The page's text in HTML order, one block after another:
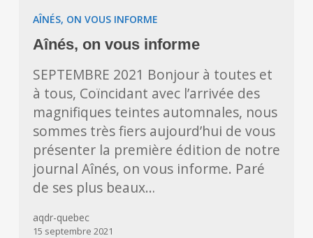
on
vous
informe
AÎNÉS, ON VOUS INFORME
Aînés, on vous informe
SEPTEMBRE 2021 Bonjour à toutes et
à tous, Coïncidant avec l’arrivée des
magnifiques teintes automnales, nous
sommes très fiers aujourd’hui de vous
présenter la première édition de notre
journal Aînés, on vous informe. Paré
de ses plus beaux…
aqdr-quebec
15 septembre 2021